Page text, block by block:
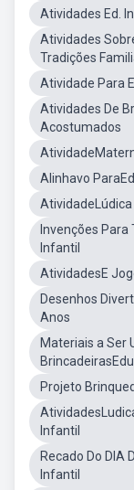
Atividades Ed.
Atividades
Tradições
Atividade Para
Atividades De
Acostumados
Alinhavo
Invenções Para
Infantil
AtividadesE
Desenhos
Anos
Materiais a Ser
Projeto
Infantil
Recado Do DIA
Infantil